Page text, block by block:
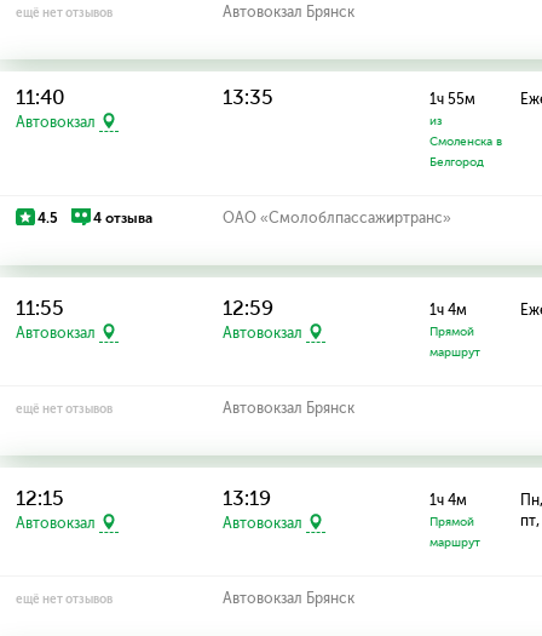
ещё нет отзывов Автовокзал Брянск
11:40
Автовокзал
13:35 1ч 55м
из
Смоленска в
Белгород
4.5 4 отзыва ОАО «Смолоблпассажиртранс»
11:55
Автовокзал
12:59
Автовокзал
1ч 4м
Прямой
маршрут
ещё нет отзывов Автовокзал Брянск
12:15
Автовокзал
13:19
Автовокзал
1ч 4м
Прямой
маршрут
ещё нет отзывов Автовокзал Брянск